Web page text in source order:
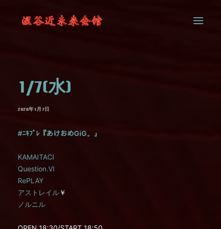
CONTACT1/7(水)
2026年1月7日
#ﾆｷﾌﾟﾚ『あけおめGiG。』
KAMAITACI
Question.VI
RePLAY
アストレイル￥
ノルニル